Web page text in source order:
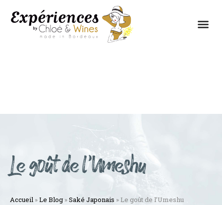
Le goût de l’Umeshu
Accueil »Le Blog »Saké Japonais » Le goût de l’Umeshu